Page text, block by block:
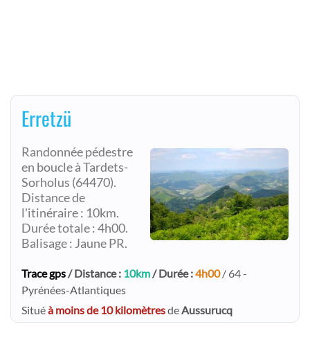
Erretzü
Randonnée pédestre
en boucle à Tardets-
Sorholus (64470).
Distance de
l'itinéraire : 10km.
Durée totale : 4h00.
Balisage : Jaune PR.
Trace gps/ Distance : 10km/ Durée :4h00/ 64 -
Pyrénées-Atlantiques
Situéà moins de 10 kilomètresdeAussurucq